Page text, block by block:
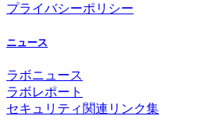
プライバシーポリシー
ニュース
ラボニュース
ラボレポート
セキュリティ関連リンク集